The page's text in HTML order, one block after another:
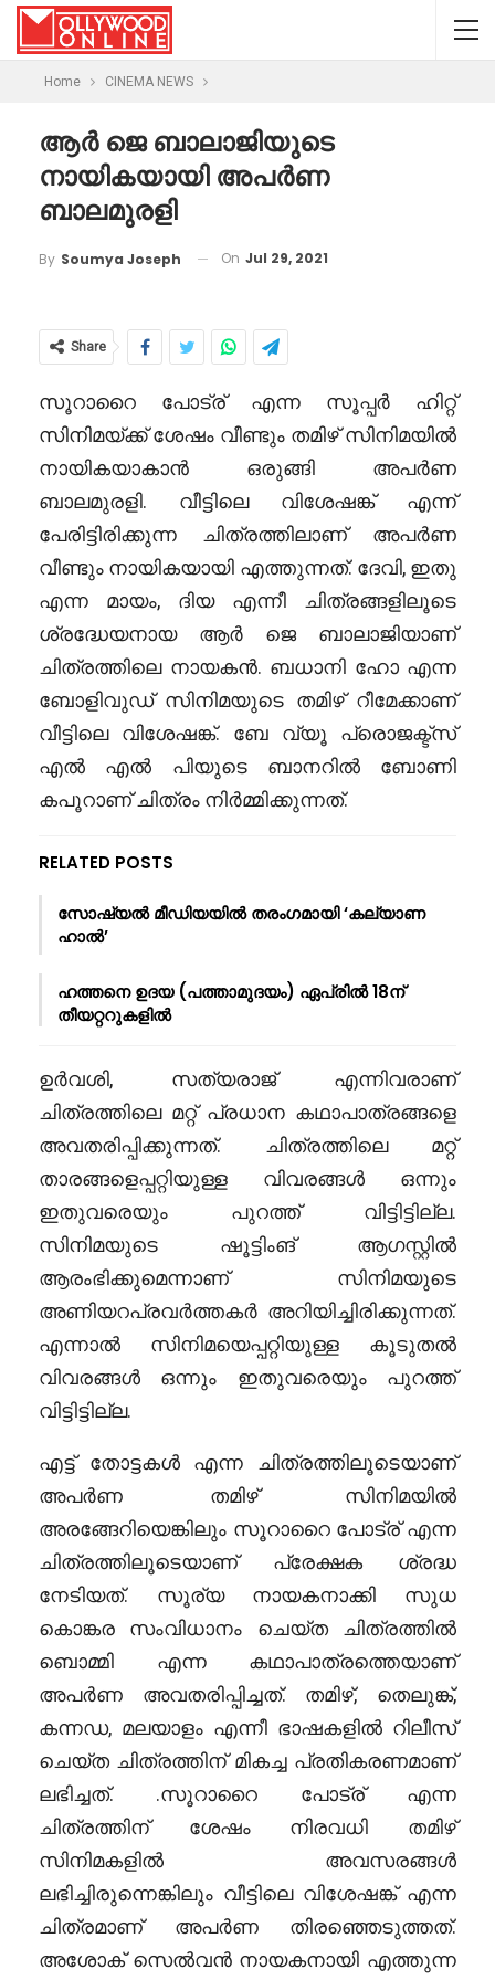
Home CINEMA NEWS
ആർ ജെ ബാലാജിയുടെ
നായികയായി അപർണ
ബാലമുരളി
By Soumya Joseph On Jul 29, 2021
Share
സൂറാറൈ പോട്ര് എന്ന സൂപ്പർ ഹിറ്റ്
സിനിമയ്ക്ക് ശേഷം വീണ്ടും തമിഴ് സിനിമയിൽ
നായികയാകാൻ ഒരുങ്ങി അപർണ
ബാലമുരളി. വീട്ടിലെ വിശേഷങ്ക് എന്ന്
പേരിട്ടിരിക്കുന്ന ചിത്രത്തിലാണ് അപർണ
വീണ്ടും നായികയായി എത്തുന്നത്. ദേവി, ഇതു
എന്ന മായം, ദിയ എന്നീ ചിത്രങ്ങളിലൂടെ
ശ്രദ്ധേയനായ ആർ ജെ ബാലാജിയാണ്
ചിത്രത്തിലെ നായകൻ. ബധാനി ഹോ എന്ന
ബോളിവുഡ് സിനിമയുടെ തമിഴ് റീമേക്കാണ്
വീട്ടിലെ വിശേഷങ്ക്. ബേ വ്യൂ പ്രൊജക്ട്സ്
എൽ എൽ പിയുടെ ബാനറിൽ ബോണി
കപൂറാണ് ചിത്രം നിർമ്മിക്കുന്നത്.
RELATED POSTS
സോഷ്യൽ മീഡിയയിൽ തരംഗമായി ‘കല്യാണ
ഹാൽ’
ഹത്തനെ ഉദയ (പത്താമുദയം) ഏപ്രിൽ 18ന്
തീയറ്ററുകളിൽ
ഉർവശി, സത്യരാജ് എന്നിവരാണ്
ചിത്രത്തിലെ മറ്റ് പ്രധാന കഥാപാത്രങ്ങളെ
അവതരിപ്പിക്കുന്നത്. ചിത്രത്തിലെ മറ്റ്
താരങ്ങളെപ്പറ്റിയുള്ള വിവരങ്ങൾ ഒന്നും
ഇതുവരെയും പുറത്ത് വിട്ടിട്ടില്ല.
സിനിമയുടെ ഷൂട്ടിംങ് ആഗസ്റ്റിൽ
ആരംഭിക്കുമെന്നാണ് സിനിമയുടെ
അണിയറപ്രവർത്തകർ അറിയിച്ചിരിക്കുന്നത്.
എന്നാൽ സിനിമയെപ്പറ്റിയുള്ള കൂടുതൽ
വിവരങ്ങൾ ഒന്നും ഇതുവരെയും പുറത്ത്
വിട്ടിട്ടില്ല.
എട്ട് തോട്ടകൾ എന്ന ചിത്രത്തിലൂടെയാണ്
അപർണ തമിഴ് സിനിമയിൽ
അരങ്ങേറിയെങ്കിലും സൂറാറൈ പോട്ര് എന്ന
ചിത്രത്തിലൂടെയാണ് പ്രേക്ഷക ശ്രദ്ധ
നേടിയത്. സൂര്യ നായകനാക്കി സുധ
കൊങ്കര സംവിധാനം ചെയ്ത ചിത്രത്തിൽ
ബൊമ്മി എന്ന കഥാപാത്രത്തെയാണ്
അപർണ അവതരിപ്പിച്ചത്. തമിഴ്, തെലുങ്ക്,
കന്നഡ, മലയാളം എന്നീ ഭാഷകളിൽ റിലീസ്
ചെയ്ത ചിത്രത്തിന് മികച്ച പ്രതികരണമാണ്
ലഭിച്ചത്. .സൂറാറൈ പോട്ര് എന്ന
ചിത്രത്തിന് ശേഷം നിരവധി തമിഴ്
സിനിമകളിൽ അവസരങ്ങൾ
ലഭിച്ചിരുന്നെങ്കിലും വീട്ടിലെ വിശേഷങ്ക് എന്ന
ചിത്രമാണ് അപർണ തിരഞ്ഞെടുത്തത്.
അശോക് സെൽവൻ നായകനായി എത്തുന്ന